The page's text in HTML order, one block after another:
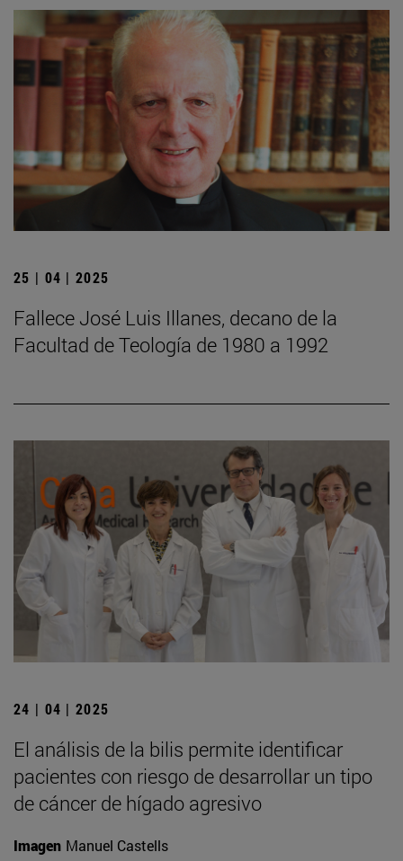
25 | 04 | 2025
Fallece José Luis Illanes, decano de la
Facultad de Teología de 1980 a 1992
24 | 04 | 2025
El análisis de la bilis permite identificar
pacientes con riesgo de desarrollar un tipo
de cáncer de hígado agresivo
Imagen Manuel Castells